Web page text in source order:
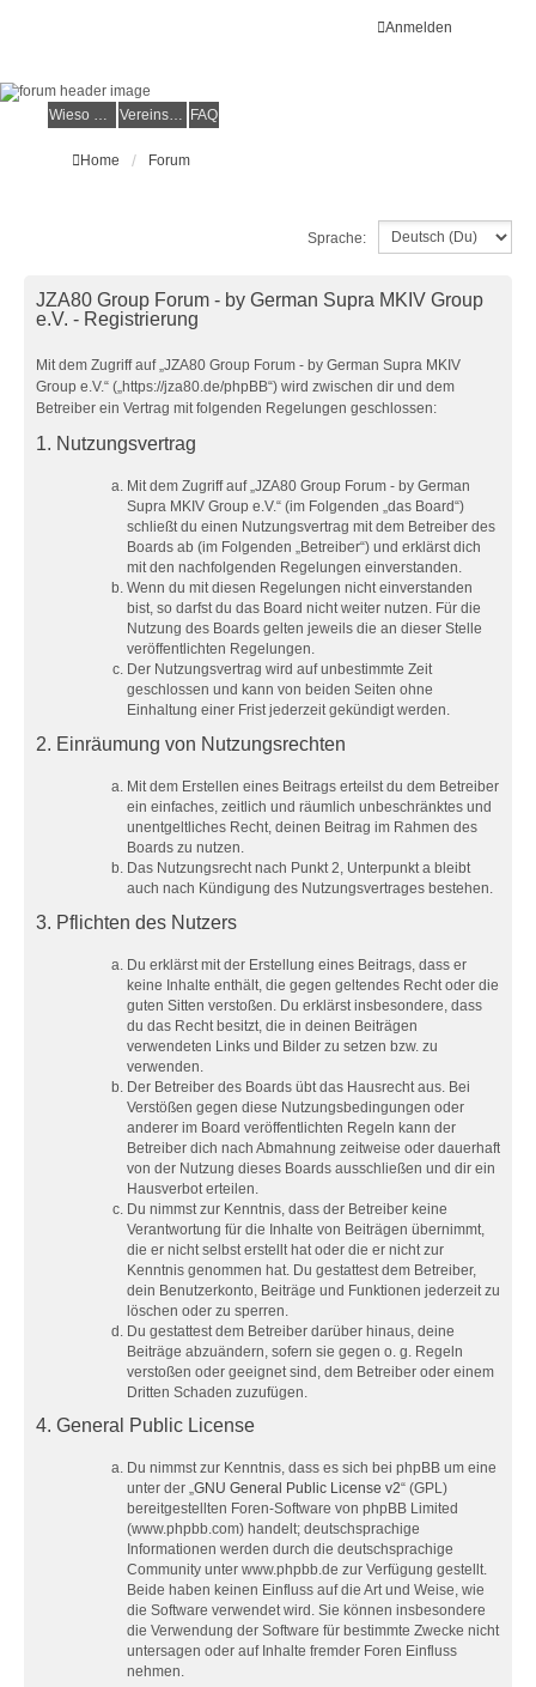
Anmelden
Wieso der e.V.? Vereinsmitglied werden FAQ
Home Forum
Sprache:
JZA80 Group Forum - by German Supra MKIV Group
e.V. - Registrierung
Mit dem Zugriff auf „JZA80 Group Forum - by German Supra MKIV
Group e.V.“ („https://jza80.de/phpBB“) wird zwischen dir und dem
Betreiber ein Vertrag mit folgenden Regelungen geschlossen:
1. Nutzungsvertrag
Mit dem Zugriff auf „JZA80 Group Forum - by German
Supra MKIV Group e.V.“ (im Folgenden „das Board“)
schließt du einen Nutzungsvertrag mit dem Betreiber des
Boards ab (im Folgenden „Betreiber“) und erklärst dich
mit den nachfolgenden Regelungen einverstanden.
Wenn du mit diesen Regelungen nicht einverstanden
bist, so darfst du das Board nicht weiter nutzen. Für die
Nutzung des Boards gelten jeweils die an dieser Stelle
veröffentlichten Regelungen.
Der Nutzungsvertrag wird auf unbestimmte Zeit
geschlossen und kann von beiden Seiten ohne
Einhaltung einer Frist jederzeit gekündigt werden.
2. Einräumung von Nutzungsrechten
Mit dem Erstellen eines Beitrags erteilst du dem Betreiber
ein einfaches, zeitlich und räumlich unbeschränktes und
unentgeltliches Recht, deinen Beitrag im Rahmen des
Boards zu nutzen.
Das Nutzungsrecht nach Punkt 2, Unterpunkt a bleibt
auch nach Kündigung des Nutzungsvertrages bestehen.
3. Pflichten des Nutzers
Du erklärst mit der Erstellung eines Beitrags, dass er
keine Inhalte enthält, die gegen geltendes Recht oder die
guten Sitten verstoßen. Du erklärst insbesondere, dass
du das Recht besitzt, die in deinen Beiträgen
verwendeten Links und Bilder zu setzen bzw. zu
verwenden.
Der Betreiber des Boards übt das Hausrecht aus. Bei
Verstößen gegen diese Nutzungsbedingungen oder
anderer im Board veröffentlichten Regeln kann der
Betreiber dich nach Abmahnung zeitweise oder dauerhaft
von der Nutzung dieses Boards ausschließen und dir ein
Hausverbot erteilen.
Du nimmst zur Kenntnis, dass der Betreiber keine
Verantwortung für die Inhalte von Beiträgen übernimmt,
die er nicht selbst erstellt hat oder die er nicht zur
Kenntnis genommen hat. Du gestattest dem Betreiber,
dein Benutzerkonto, Beiträge und Funktionen jederzeit zu
löschen oder zu sperren.
Du gestattest dem Betreiber darüber hinaus, deine
Beiträge abzuändern, sofern sie gegen o. g. Regeln
verstoßen oder geeignet sind, dem Betreiber oder einem
Dritten Schaden zuzufügen.
4. General Public License
Du nimmst zur Kenntnis, dass es sich bei phpBB um eine
unter der „GNU General Public License v2“ (GPL)
bereitgestellten Foren-Software von phpBB Limited
(www.phpbb.com) handelt; deutschsprachige
Informationen werden durch die deutschsprachige
Community unter www.phpbb.de zur Verfügung gestellt.
Beide haben keinen Einfluss auf die Art und Weise, wie
die Software verwendet wird. Sie können insbesondere
die Verwendung der Software für bestimmte Zwecke nicht
untersagen oder auf Inhalte fremder Foren Einfluss
nehmen.